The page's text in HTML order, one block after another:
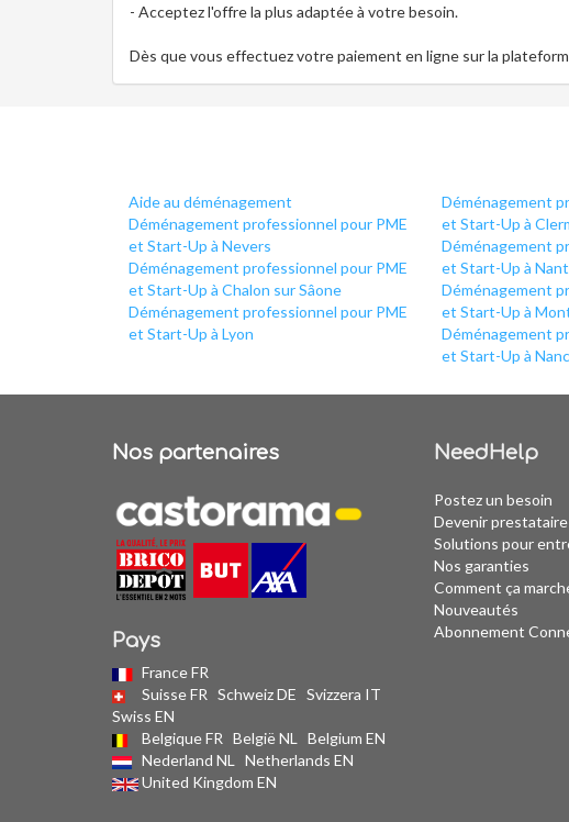
- Acceptez l'offre la plus adaptée à votre besoin.
Dès que vous effectuez votre paiement en ligne sur la
Aide au déménagement
Déménagement professionnel pour PME
et Start-Up à Nevers
Déménagement professionnel pour PME
et Start-Up à Chalon sur Sâone
Déménagement professionnel pour PME
et Start-Up à Lyon
Déménagement
et Start-Up à
Déménagement
et Start-Up à
Déménagement
et Start-Up à
Déménagement
et Start-Up à
Nos partenaires
Pays
France FR
Suisse FR Schweiz DE Svizzera IT
Swiss EN
Belgique FR België NL
Belgium EN
Nederland NL
Netherlands EN
United Kingdom EN
NeedHelp
Postez un besoin
Devenir prestataire
Solutions pour
Nos garanties
Comment ça
Nouveautés
Abonnement